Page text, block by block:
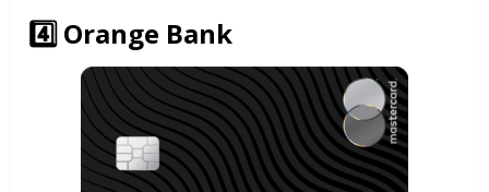
4️⃣Orange Bank